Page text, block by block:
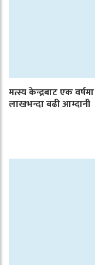
मत्स्य केन्द्रबाट एक
लाखभन्दा बढी आम्दानी